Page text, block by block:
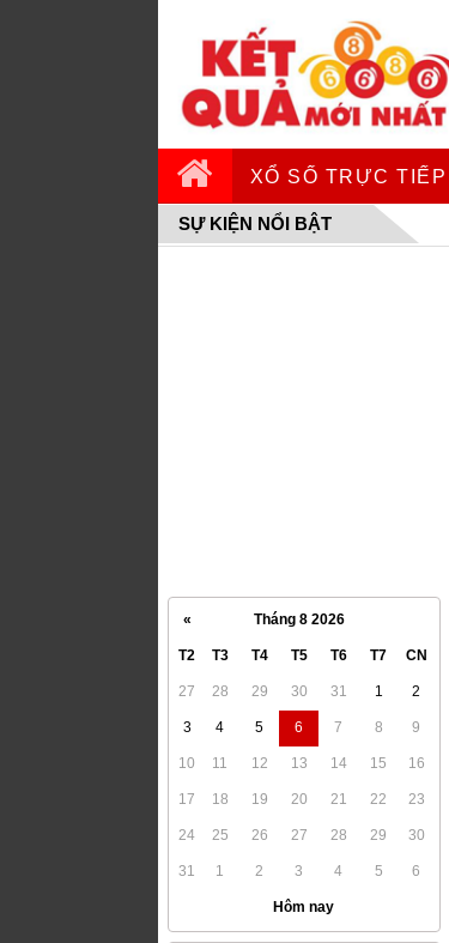
XỔ SỐ TRỰC TIẾP
SỰ KIỆN NỔI BẬT
« Tháng 8 2026
T2 T3 T4 T5 T6 T7 CN
27 28 29 30 31 1 2
3 4 5 6 7 8 9
10 11 12 13 14 15 16
17 18 19 20 21 22 23
24 25 26 27 28 29 30
31 1 2 3 4 5 6
Hôm nay